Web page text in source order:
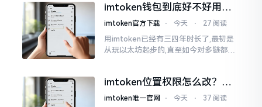
睹过非常多的人
imtoken钱包到底好不好用？
老玩家说说真实体验
imtoken官方下载 ⋅ 今天 ⋅ 27 阅读
用imtoken已经有三四年时长了,最初是
从玩以太坊起步的,直至如今对多链都有
imtoken位置权限怎么改？手
把手教你搞定
imtoken唯一官网 ⋅ 今天 ⋅ 37 阅读